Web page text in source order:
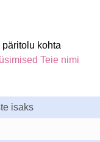
kohta
Teie nimi
isaks